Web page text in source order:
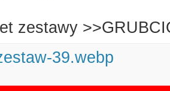
zestawy
39.webp